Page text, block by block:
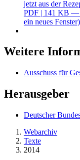
jetzt aus der
PDF | 141 KB —
ein neues Fenster)
Weitere
Ausschuss für
Herausgeber
Deutscher
Webarchiv
Texte
2014